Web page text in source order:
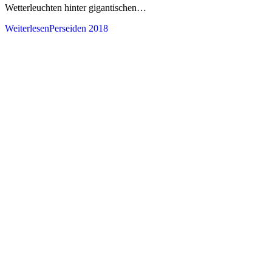
Wetterleuchten hinter gigantischen…
WeiterlesenPerseiden 2018